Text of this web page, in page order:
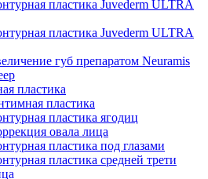
пластика Juvederm ULTRA
пластика Juvederm ULTRA
губ препаратом Neuramis
пластика
пластика
пластика ягодиц
овала лица
пластика под глазами
пластика средней трети